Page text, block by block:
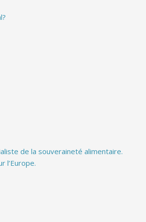
de la souveraineté alimentaire.
l’Europe.